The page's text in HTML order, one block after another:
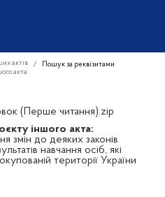
актів
Пошук за реквізитами
акта
(Перше читання).zip
іншого акта:
змін до деяких законів
навчання осіб, які
території України